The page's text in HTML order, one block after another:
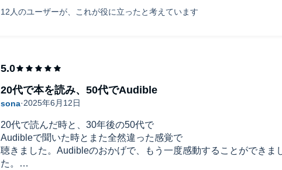
20代で読んだ時と、30年後の50代で
Audibleで聞いた時とまた全然違った感覚で
聴きました。Audibleのおかげで、もう一度感動することができま
た。
20代で本を読み、50代でAudible